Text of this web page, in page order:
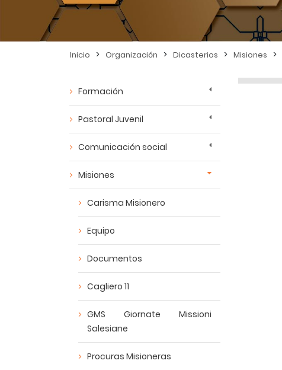
Inicio > Organización > Dicasterios > Misiones >
Formación
Pastoral Juvenil
Comunicación social
Misiones
Carisma Misionero
Equipo
Documentos
Cagliero 11
GMS Giornate Missioni
Salesiane
Procuras Misioneras